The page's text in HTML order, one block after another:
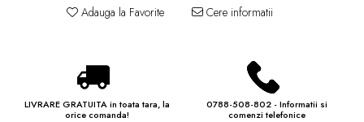
Adauga la Favorite Cere informatii
LIVRARE GRATUITA in toata tara, la
orice comanda!
0788-508-802 - Informatii si
comenzi telefonice